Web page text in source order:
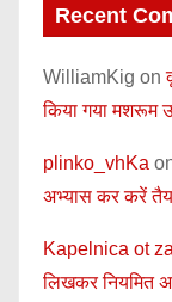
Recent
WilliamKig on
किया गया मशरूम
plinko_vhKa
अभ्यास कर करें
Kapelnica ot
लिखकर नियमित